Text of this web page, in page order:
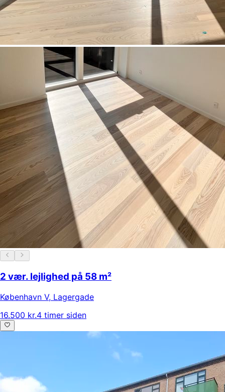
2 vær. lejlighed på 58 m²
København V, Lagergade
16.500 kr.4 timer siden